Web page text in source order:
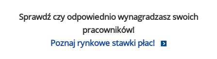
Sprawdź czy odpowiednio wynagradzasz swoich
pracowników!
Poznaj rynkowe stawki płac!